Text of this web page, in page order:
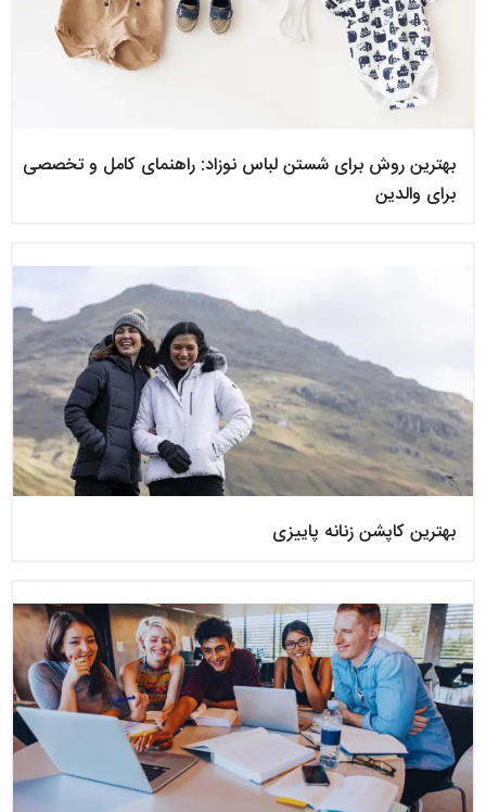
بهترین روش برای شستن لباس نوزاد: راهنمای کامل و تخصصی
برای والدین
بهترین کاپشن زنانه پاییزی